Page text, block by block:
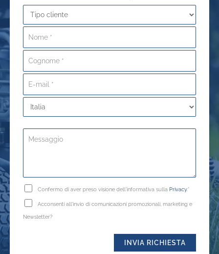
Confermo di aver preso visione dell'informativa sulla Privacy.*
Acconsenti all'invio di comunicazioni promozionali, marketing e
Newsletter?